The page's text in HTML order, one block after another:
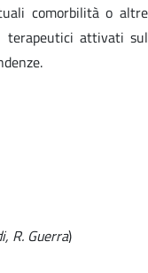
comorbilità o altre
terapeutici attivati sul
R. Guerra)